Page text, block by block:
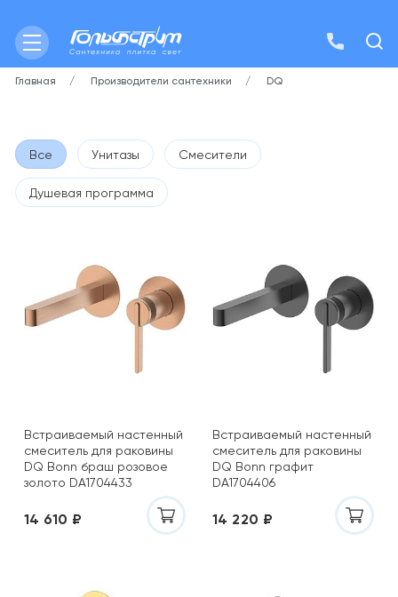
Главная Производители сантехники DQ
Все Унитазы Смесители
Душевая программа
Встраиваемый настенный
смеситель для раковины
DQ Bonn браш розовое
золото DA1704433
14 610 ₽
Встраиваемый настенный
смеситель для раковины
DQ Bonn графит
DA1704406
14 220 ₽